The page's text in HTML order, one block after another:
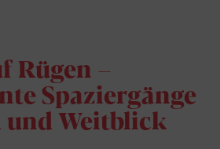
Rügen –
Spaziergänge
Weitblick